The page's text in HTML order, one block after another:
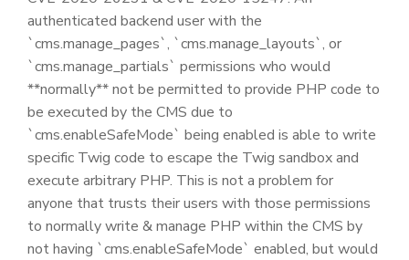
authenticated backend user with the
`cms.manage_pages`, `cms.manage_layouts`, or
`cms.manage_partials` permissions who would
**normally** not be permitted to provide PHP code to
be executed by the CMS due to
`cms.enableSafeMode` being enabled is able to write
specific Twig code to escape the Twig sandbox and
execute arbitrary PHP. This is not a problem for
anyone that trusts their users with those permissions
to normally write & manage PHP within the CMS by
not having `cms.enableSafeMode` enabled, but would